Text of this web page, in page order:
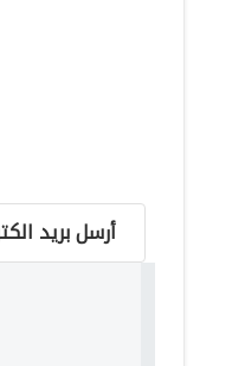
أرسل بريد